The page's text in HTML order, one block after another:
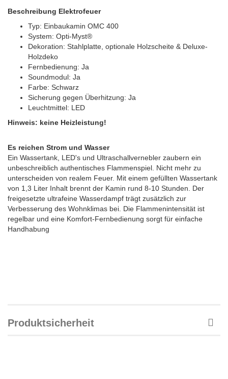
Beschreibung Elektrofeuer
Typ: Einbaukamin OMC 400
System: Opti-Myst®
Dekoration: Stahlplatte, optionale Holzscheite & Deluxe-
Holzdeko
Fernbedienung: Ja
Soundmodul: Ja
Farbe: Schwarz
Sicherung gegen Überhitzung: Ja
Leuchtmittel: LED
Hinweis: keine Heizleistung!
Es reichen Strom und Wasser
Ein Wassertank, LED's und Ultraschallvernebler zaubern ein
unbeschreiblich authentisches Flammenspiel. Nicht mehr zu
unterscheiden von realem Feuer. Mit einem gefüllten Wassertank
von 1,3 Liter Inhalt brennt der Kamin rund 8-10 Stunden. Der
freigesetzte ultrafeine Wasserdampf trägt zusätzlich zur
Verbesserung des Wohnklimas bei. Die Flammenintensität ist
regelbar und eine Komfort-Fernbedienung sorgt für einfache
Handhabung
Produktsicherheit